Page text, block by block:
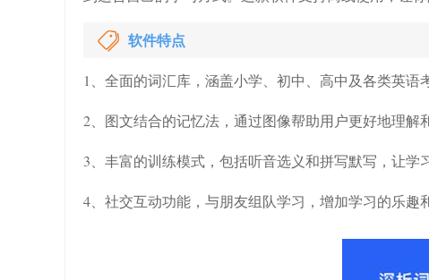
软件特点
1、全面的词汇库，涵盖小学、初中、高中及各类英语
2、图文结合的记忆法，通过图像帮助用户更好地理解
3、丰富的训练模式，包括听音选义和拼写默写，让学
4、社交互动功能，与朋友组队学习，增加学习的乐趣